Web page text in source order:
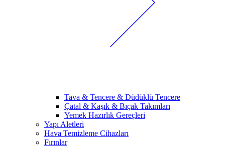
Tava & Tencere & Düdüklü Tencere
Çatal & Kaşık & Bıçak Takımları
Yemek Hazırlık Gereçleri
Yapı Aletleri
Hava Temizleme Cihazları
Fırınlar